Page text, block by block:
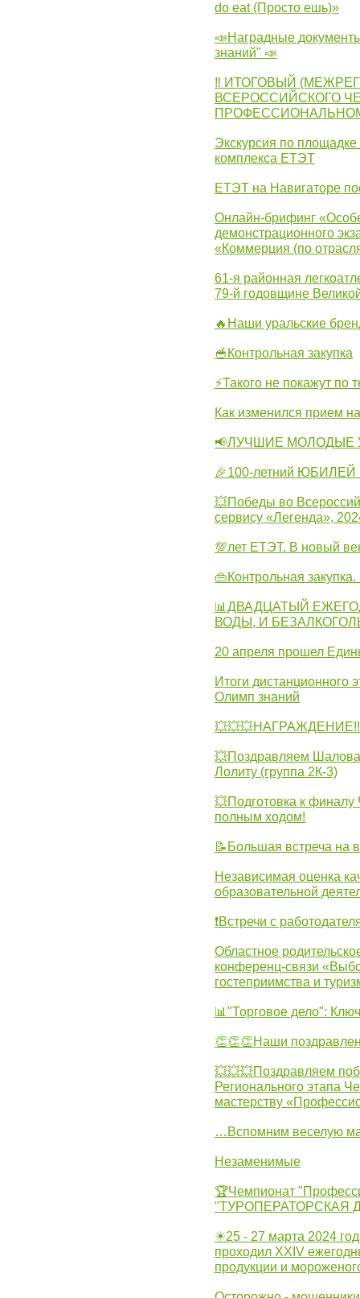
do eat (Просто ешь)»
📣Наградные
знаний" 📣
‼ ИТОГОВЫЙ
ВСЕРОССИЙСКОГО
Экскурсия по
комплекса ЕТЭТ
ЕТЭТ на Навигаторе
Онлайн-брифинг
демонстрационного
«Коммерция (по
61-я районная
79-й годовщине
🔥Наши уральские
🥣Контрольная закупка
⚡Такого не покажут по
Как изменился прием
📢ЛУЧШИЕ МОЛОДЫЕ
🎉100-летний ЮБИЛЕЙ
💥Победы во
сервису «Легенда»,
💯лет ЕТЭТ. В новый
👜Контрольная
📊ДВАДЦАТЫЙ
ВОДЫ, И
20 апреля прошел
Итоги дистанционного
Олимп знаний
💥Поздравляем
Лолиту (группа 2К-3)
💥Подготовка к
полным ходом!
📝Большая встреча на
Независимая оценка
образовательной
❗Встречи с
Областное
конференц-связи
гостеприимства и
📊"Торговое дело":
👏👏👏Наши
💥💥💥Поздравляем
Регионального этапа
мастерству
…Вспомним веселую
Незаменимые
🏆Чемпионат
"ТУРОПЕРАТОРСКАЯ
☀25 - 27 марта 2024
проходил XXIV
продукции и